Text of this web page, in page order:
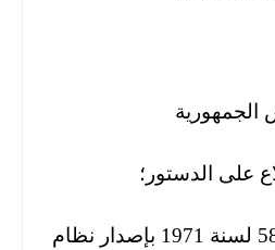
الجمهورية
على الدستور؛
وعلى القانون رقم 58 لسنة 1971 بإصدار نظام